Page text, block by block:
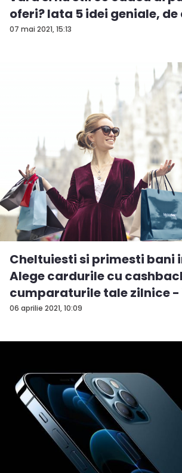
07 mai 2021, 15:13
oferi? Iata 5 idei geniale, de
06 aprilie 2021, 10:09
Cheltuiesti si primesti bani
Alege cardurile cu
cumparaturile tale zilnice -